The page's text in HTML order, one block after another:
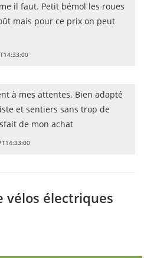
il faut. Petit bémol les roues
mais pour ce prix on peut
à mes attentes. Bien adapté
et sentiers sans trop de
de mon achat
vélos électriques